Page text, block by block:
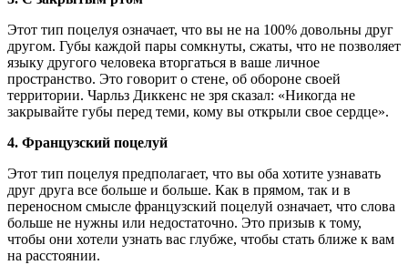
Этот тип поцелуя означает, что вы не на 100% довольны друг
другом. Губы каждой пары сомкнуты, сжаты, что не позволяет
языку другого человека вторгаться в ваше личное
пространство. Это говорит о стене, об обороне своей
территории. Чарльз Диккенс не зря сказал: «Никогда не
закрывайте губы перед теми, кому вы открыли свое сердце».
4. Французский поцелуй
Этот тип поцелуя предполагает, что вы оба хотите узнавать
друг друга все больше и больше. Как в прямом, так и в
переносном смысле французский поцелуй означает, что слова
больше не нужны или недостаточно. Это призыв к тому,
чтобы они хотели узнать вас глубже, чтобы стать ближе к вам
на расстоянии.